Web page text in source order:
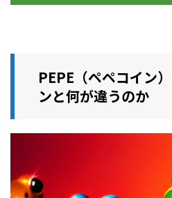
PEPE（ペペコイン
ンと何が違うのか